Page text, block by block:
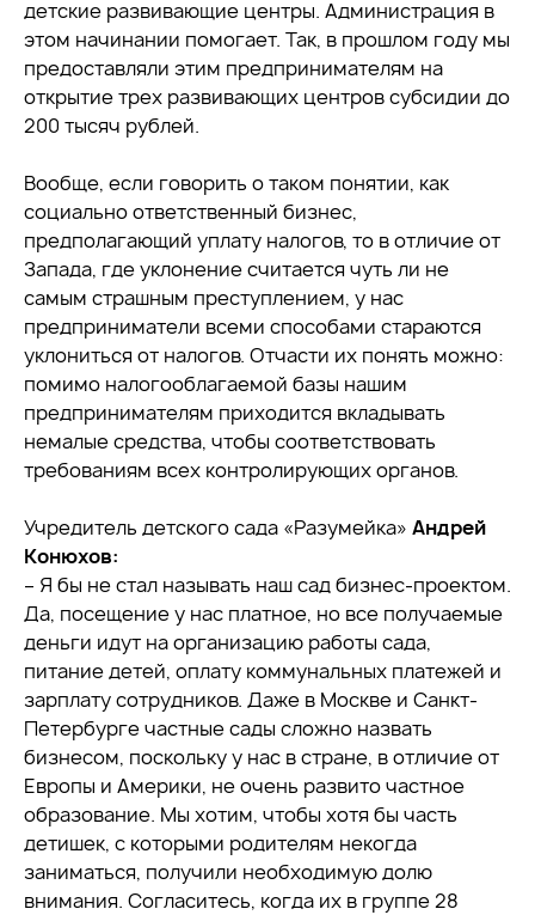
детские развивающие центры. Администрация в
этом начинании помогает. Так, в прошлом году мы
предоставляли этим предпринимателям на
открытие трех развивающих центров субсидии до
200 тысяч рублей.
Вообще, если говорить о таком понятии, как
социально ответственный бизнес,
предполагающий уплату налогов, то в отличие от
Запада, где уклонение считается чуть ли не
самым страшным преступлением, у нас
предприниматели всеми способами стараются
уклониться от налогов. Отчасти их понять можно:
помимо налогооблагаемой базы нашим
предпринимателям приходится вкладывать
немалые средства, чтобы соответствовать
требованиям всех контролирующих органов.
Учредитель детского сада «Разумейка» Андрей
Конюхов:
– Я бы не стал называть наш сад бизнес-проектом.
Да, посещение у нас платное, но все получаемые
деньги идут на организацию работы сада,
питание детей, оплату коммунальных платежей и
зарплату сотрудников. Даже в Москве и Санкт-
Петербурге частные сады сложно назвать
бизнесом, поскольку у нас в стране, в отличие от
Европы и Америки, не очень развито частное
образование. Мы хотим, чтобы хотя бы часть
детишек, с которыми родителям некогда
заниматься, получили необходимую долю
внимания. Согласитесь, когда их в группе 28